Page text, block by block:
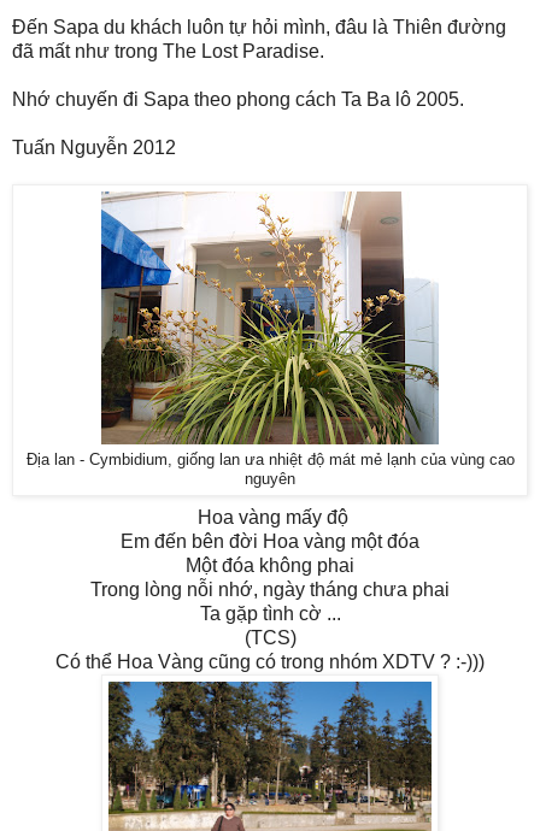
Đến Sapa du khách luôn tự hỏi mình, đâu là Thiên đường
đã mất như trong The Lost Paradise.
Nhớ chuyến đi Sapa theo phong cách Ta Ba lô 2005.
Tuấn Nguyễn 2012
Địa lan - Cymbidium, giống lan ưa nhiệt độ mát mẻ lạnh của vùng cao
nguyên
Hoa vàng mấy độ
Em đến bên đời Hoa vàng một đóa
Một đóa không phai
Trong lòng nỗi nhớ, ngày tháng chưa phai
Ta gặp tình cờ ...
(TCS)
Có thể Hoa Vàng cũng có trong nhóm XDTV ? :-)))